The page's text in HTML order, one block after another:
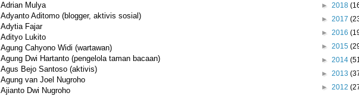
Adrian Mulya
Adyanto Aditomo (blogger, aktivis sosial)
Adytia Fajar
Adityo Lukito
Agung Cahyono Widi (wartawan)
Agung Dwi Hartanto (pengelola taman bacaan)
Agus Bejo Santoso (aktivis)
Agung van Joel Nugroho
Ajianto Dwi Nugroho
► 2018
► 2017
► 2016
► 2015
► 2014
► 2013
► 2012